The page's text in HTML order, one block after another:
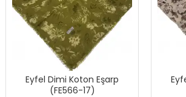
Eyfel Dimi Koton Eşarp
(FE566-17)